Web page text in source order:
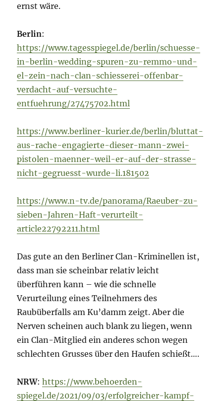
ernst wäre.
Berlin:
https://www.tagesspiegel.de/berlin/schuesse-
in-berlin-wedding-spuren-zu-remmo-und-
el-zein-nach-clan-schiesserei-offenbar-
verdacht-auf-versuchte-
entfuehrung/27475702.html
https://www.berliner-kurier.de/berlin/bluttat-
aus-rache-engagierte-dieser-mann-zwei-
pistolen-maenner-weil-er-auf-der-strasse-
nicht-gegruesst-wurde-li.181502
https://www.n-tv.de/panorama/Raeuber-zu-
sieben-Jahren-Haft-verurteilt-
article22792211.html
Das gute an den Berliner Clan-Kriminellen ist,
dass man sie scheinbar relativ leicht
überführen kann – wie die schnelle
Verurteilung eines Teilnehmers des
Raubüberfalls am Ku’damm zeigt. Aber die
Nerven scheinen auch blank zu liegen, wenn
ein Clan-Mitglied ein anderes schon wegen
schlechten Grusses über den Haufen schießt….
NRW:https://www.behoerden-
spiegel.de/2021/09/03/erfolgreicher-kampf-